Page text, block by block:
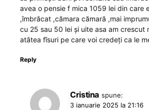
avea o pensie f mica 1059 lei din care
,îmbrăcat ,cămara cămară ,mai
cu 25 sau 50 lei și uite asa am crescut
atâtea fîsuri pe care voi credeți ca le
Reply
Cristina spune:
3 ianuarie 2025 la 21:16